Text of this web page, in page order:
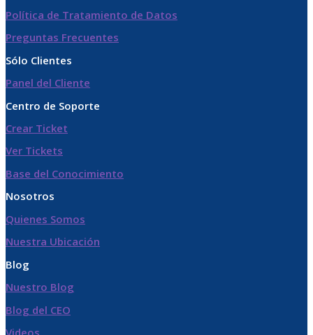
Política de Tratamiento de Datos​
Preguntas Frecuentes
Sólo Clientes
Panel del Cliente
Centro de Soporte
Crear Ticket
Ver Tickets
Base del Conocimiento
Nosotros
Quienes Somos
Nuestra Ubicación
Blog
Nuestro Blog
Blog del CEO
Videos